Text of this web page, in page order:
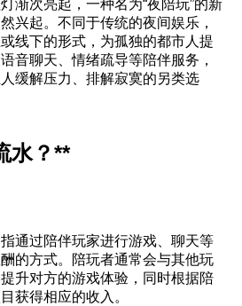
渐次亮起，一种名为“夜陪玩”的新
兴起。不同于传统的夜间娱乐，
线下的形式，为孤独的都市人提
音聊天、情绪疏导等陪伴服务，
缓解压力、排解寂寞的另类选
水？**
通过陪伴玩家进行游戏、聊天等
的方式。陪玩者通常会与其他玩
升对方的游戏体验，同时根据陪
获得相应的收入。